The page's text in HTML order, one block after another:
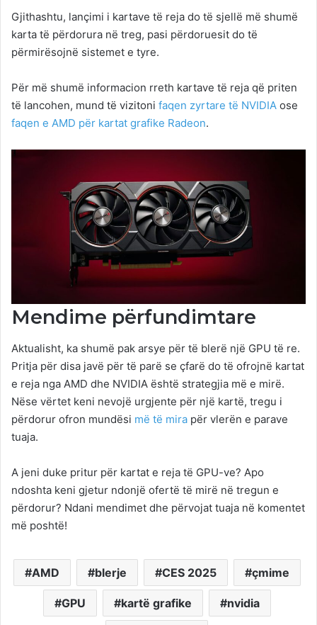
Gjithashtu, lançimi i kartave të reja do të sjellë më shumë
karta të përdorura në treg, pasi përdoruesit do të
përmirësojnë sistemet e tyre.
Për më shumë informacion rreth kartave të reja që priten
të lancohen, mund të vizitoni faqen zyrtare të NVIDIA ose
faqen e AMD për kartat grafike Radeon.
Mendime përfundimtare
Aktualisht, ka shumë pak arsye për të blerë një GPU të re.
Pritja për disa javë për të parë se çfarë do të ofrojnë kartat
e reja nga AMD dhe NVIDIA është strategjia më e mirë.
Nëse vërtet keni nevojë urgjente për një kartë, tregu i
përdorur ofron mundësi më të mira për vlerën e parave
tuaja.
A jeni duke pritur për kartat e reja të GPU-ve? Apo
ndoshta keni gjetur ndonjë ofertë të mirë në tregun e
përdorur? Ndani mendimet dhe përvojat tuaja në komentet
më poshtë!
AMD blerje CES 2025 çmime
GPU kartë grafike nvidia